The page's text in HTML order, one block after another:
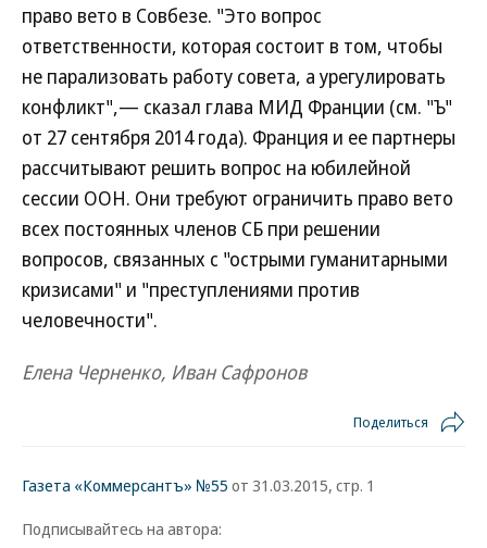
право вето в Совбезе. "Это вопрос
ответственности, которая состоит в том, чтобы
не парализовать работу совета, а урегулировать
конфликт",— сказал глава МИД Франции (см. "Ъ"
от 27 сентября 2014 года). Франция и ее партнеры
рассчитывают решить вопрос на юбилейной
сессии ООН. Они требуют ограничить право вето
всех постоянных членов СБ при решении
вопросов, связанных с "острыми гуманитарными
кризисами" и "преступлениями против
человечности".
Елена Черненко, Иван Сафронов
Поделиться
Газета «Коммерсантъ» №55 от 31.03.2015, стр. 1
Подписывайтесь на автора: